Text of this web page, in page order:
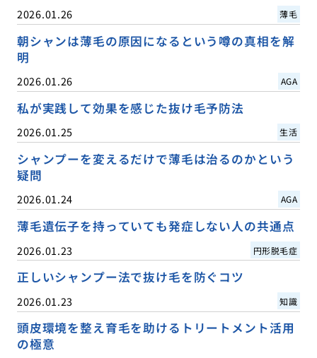
2026.01.26 薄毛
朝シャンは薄毛の原因になるという噂の真相を解
明
2026.01.26 AGA
私が実践して効果を感じた抜け毛予防法
2026.01.25 生活
シャンプーを変えるだけで薄毛は治るのかという
疑問
2026.01.24 AGA
薄毛遺伝子を持っていても発症しない人の共通点
2026.01.23 円形脱毛症
正しいシャンプー法で抜け毛を防ぐコツ
2026.01.23 知識
頭皮環境を整え育毛を助けるトリートメント活用
の極意